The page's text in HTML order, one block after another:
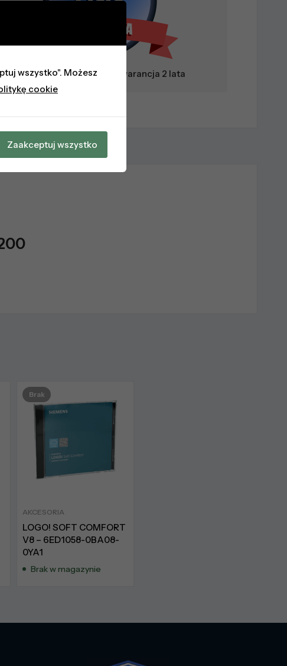
Zaufany Sprzedawca + Gwarancja 2 lata
Brak
AKCESORIA
LOGO! SOFT COMFORT
V8 – 6ED1058-0BA08-
0YA1
Brak w magazynie
wszystko". Możesz
cookie
Zaakceptuj wszystko